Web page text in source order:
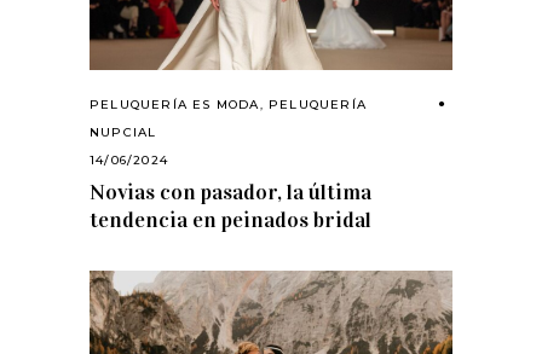
PELUQUERÍA ES MODA, PELUQUERÍA
NUPCIAL
14/06/2024
Novias con pasador, la última
tendencia en peinados bridal